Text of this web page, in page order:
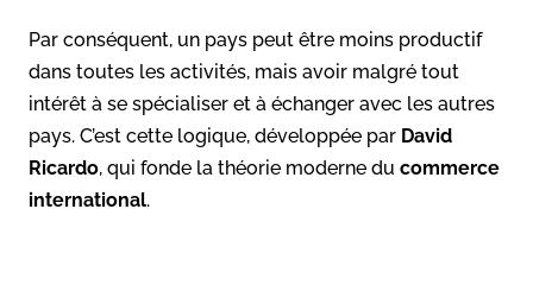
Par conséquent, un pays peut être moins productif
dans toutes les activités, mais avoir malgré tout
intérêt à se spécialiser et à échanger avec les autres
pays. C’est cette logique, développée par David
Ricardo, qui fonde la théorie moderne du commerce
international.